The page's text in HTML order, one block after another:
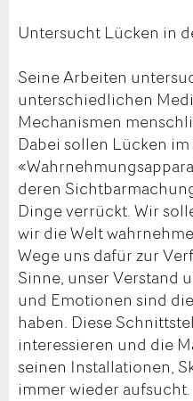
Untersucht Lücken in
Seine Arbeiten
unterschiedlichen
Mechanismen
Dabei sollen Lücken
deren
Dinge verrückt. Wir
wir die Welt
Wege uns dafür zur
Sinne, unser Verstand
und Emotionen sind
haben. Diese
interessieren und die
seinen Installationen,
immer wieder aufsucht.